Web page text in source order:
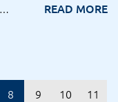
READ MORE
8 9 10
11